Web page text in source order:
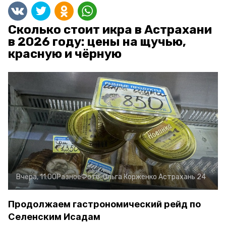
Сколько стоит икра в Астрахани
в 2026 году: цены на щучью,
красную и чёрную
Вчера, 11:00РазноеФото:Ольга Корженко Астрахань 24
Продолжаем гастрономический рейд по
Селенским Исадам